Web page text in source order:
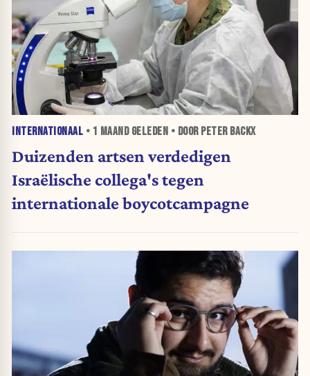
INTERNATIONAAL • 1 MAANDGELEDEN • DOOR PETER BACKX
Duizenden artsen verdedigen
Israëlische collega's tegen
internationale boycotcampagne